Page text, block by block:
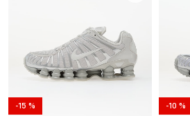
-15 % -10 %